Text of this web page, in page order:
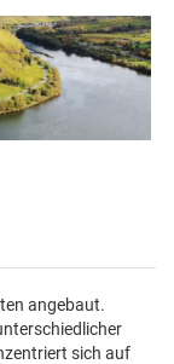
angebaut.
sich auf